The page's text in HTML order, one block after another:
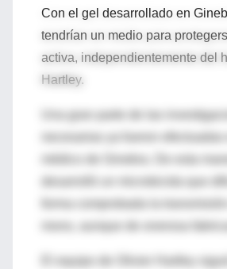
Con el gel desarrollado en
tendrían un medio para
activa, independientemente del
Hartley.
Una gran parte de las
mono, aunque de onerosa
El equipo de Olivier Hartley